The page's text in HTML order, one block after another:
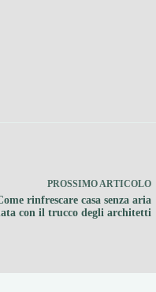
PROSSIMOARTICOLO
rinfrescare casa senza aria
con il trucco degli architetti